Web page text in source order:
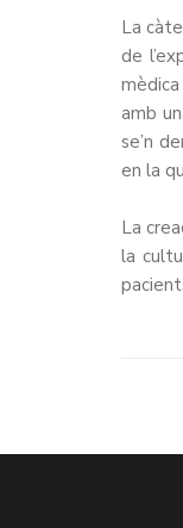
La
de
amb
se’n
en la
La
la